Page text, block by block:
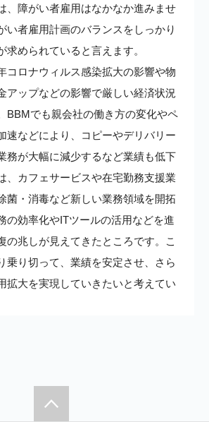
、障がい者雇用はなかなか進みませ
い者雇用計画のバランスをしっかり
求められていると言えます。
コロナウィルス感染拡大の影響や物
アップなどの影響で厳しい経済状況
BBMでも親会社の働き方の変化やペ
速などにより、コピーやデリバリー
務が大幅に減少するなど業績も低下
、カフェサービスや在宅勤務支援業
菌・消毒など新しい業務領域を開拓
の効率化やITツールの活用などを進
の兆しが見えてきたところです。こ
乗り切って、業績を安定させ、さら
拡大を実現していきたいと考えてい